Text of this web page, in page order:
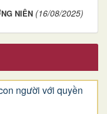
NIÊN (16/08/2025)
người với quyền